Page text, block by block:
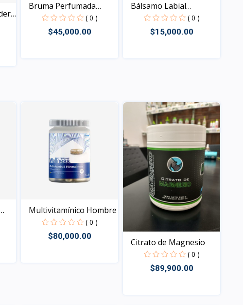
Bruma Perfumada
Refresc...
( 0 )
$45,000.00
Bálsamo Labial
Natural...
( 0 )
$15,000.00
Multivitamínico Hombre
( 0 )
$80,000.00
Citrato de Magnesio
( 0 )
$89,900.00